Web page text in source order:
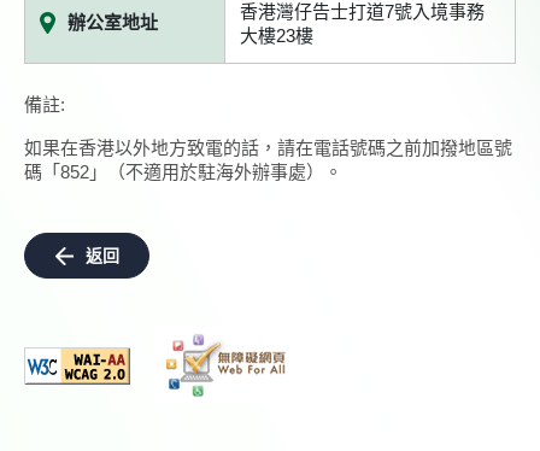
辦公室地址
香港灣仔告士打道7號入境事務
大樓23樓
備註:
如果在香港以外地方致電的話，請在電話號碼之前加撥地區號
碼「852」（不適用於駐海外辦事處）。
返回